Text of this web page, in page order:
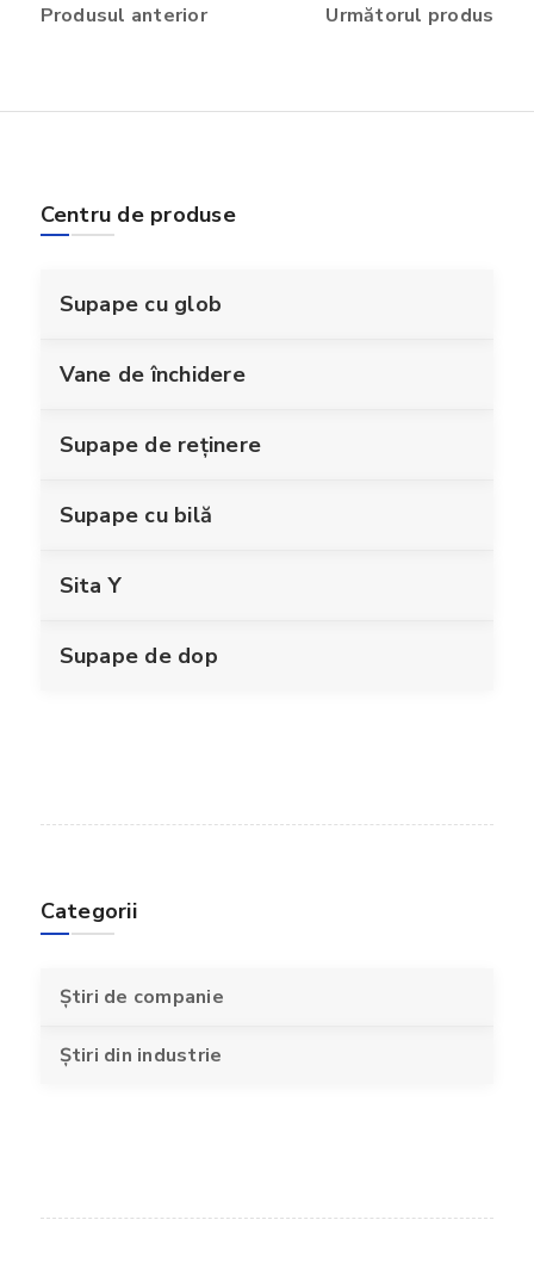
Produsul anterior Următorul produs
Centru de produse
Supape cu glob
Vane de închidere
Supape de reținere
Supape cu bilă
Sita Y
Supape de dop
Categorii
Știri de companie
Știri din industrie